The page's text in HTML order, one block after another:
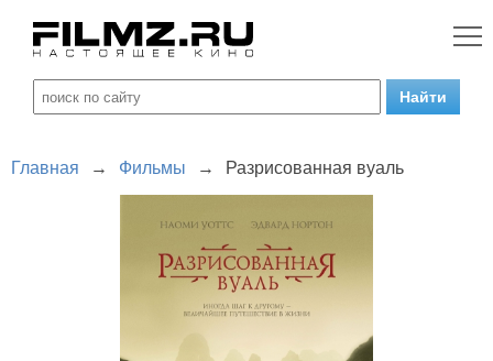
Главная → Фильмы → Разрисованная вуаль